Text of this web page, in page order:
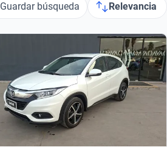
Guardar búsqueda Relevancia